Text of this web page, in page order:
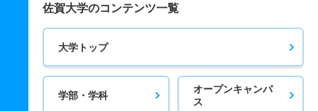
佐賀大学のコンテンツ一覧
大学トップ
学部・学科
オープンキャンパ
ス